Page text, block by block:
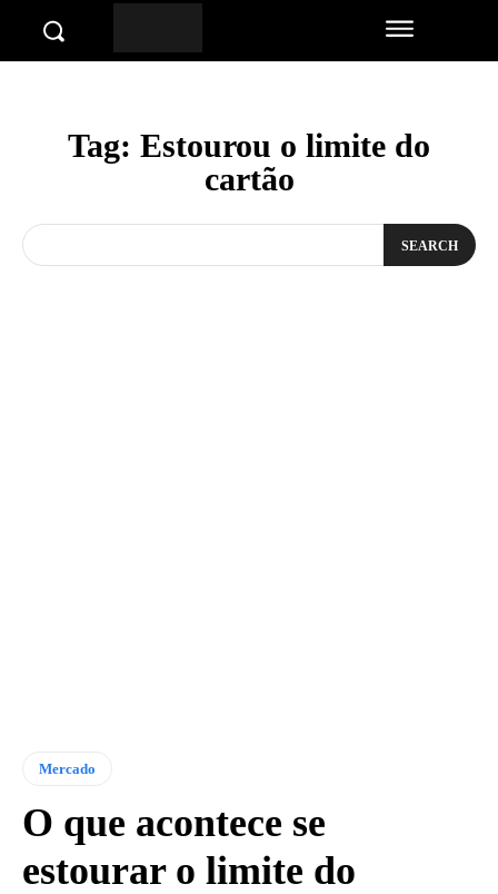
Tag: Estourou o limite do
cartão
SEARCH
Mercado
O que acontece se
estourar o limite do